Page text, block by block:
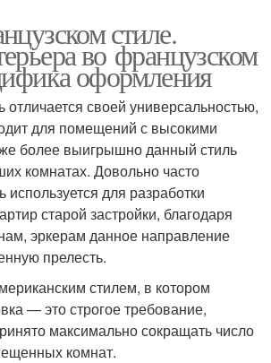
стиле.
во французском
оформления
отличается своей универсальностью,
для помещений с высокими
более выигрышно данный стиль
комнатах. Довольно часто
используется для разработки
старой застройки, благодаря
эркерам данное направление
прелесть.
стилем, в котором
— это строгое требование,
максимально сокращать число
комнат.